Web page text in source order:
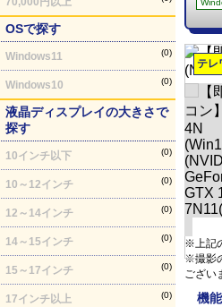
OSで探す
Windows11 (0)
Windows10 (0)
液晶ディスプレイの大きさで
探す
10インチ以下 (0)
10～12インチ (0)
12～14インチ (0)
14～15インチ (0)
15～17インチ (0)
17インチ以上 (0)
テレ
※上記
※撮影
ござい
機